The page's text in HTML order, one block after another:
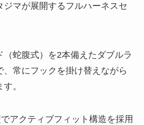
ジマが展開するフルハーネスセ
（蛇腹式）を2本備えたダブルラ
、常にフックを掛け替えながら
。
アクティブフィット構造を採用